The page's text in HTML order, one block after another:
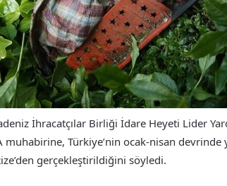
İhracatçılar Birliği İdare Heyeti Lider
muhabirine, Türkiye’nin ocak-nisan devrinde
gerçekleştirildiğini söyledi.